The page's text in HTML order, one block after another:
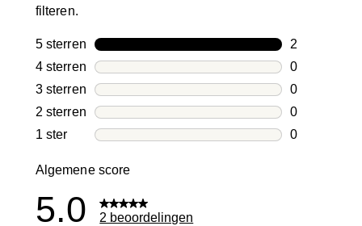
filteren.
5 sterren sterren
2
2
4 sterren sterren
0
0
3 sterren sterren
0
0
2 sterren sterren
0
0
1 ster sterren
0
Algemene score
5.0 2 beoordelingen